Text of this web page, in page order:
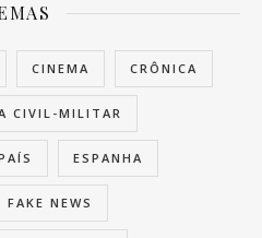
CINEMA CRÔNICA
CIVIL-MILITAR
ESPANHA
FAKE NEWS